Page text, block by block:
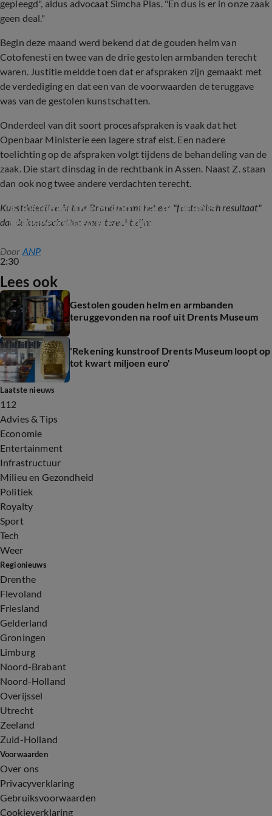
gepleegd", aldus advocaat Simcha Plas. "En dus is er in onze zaak
geen deal."
Begin deze maand werd bekend dat de gouden helm van
Cotofenesti en twee van de drie gestolen armbanden terecht
waren. Justitie meldde toen dat er afspraken zijn gemaakt met
de verdediging en dat een van de voorwaarden de teruggave
was van de gestolen kunstschatten.
Onderdeel van dit soort procesafspraken is vaak dat het
Openbaar Ministerie een lagere straf eist. Een nadere
toelichting op de afspraken volgt tijdens de behandeling van de
zaak. Die start dinsdag in de rechtbank in Assen. Naast Z. staan
dan ook nog twee andere verdachten terecht.
Kunstdetective Arthur Brand noemt het een "fantastisch resultaat"
dat de kunstschatten weer terecht zijn:
2:30
Kunstdetective Brand: 'Dat de helm is
teruggevonden is echt onvoorstelbaar'
Door ANP
Lees ook
Gestolen gouden helm en armbanden
teruggevonden na roof uit Drents Museum
'Rekening kunstroof Drents Museum loopt op
tot kwart miljoen euro'
Laatste nieuws
112
Advies & Tips
Economie
Entertainment
Infrastructuur
Milieu en Gezondheid
Politiek
Royalty
Sport
Tech
Weer
Regionieuws
Drenthe
Flevoland
Friesland
Gelderland
Groningen
Limburg
Noord-Brabant
Noord-Holland
Overijssel
Utrecht
Zeeland
Zuid-Holland
Voorwaarden
Over ons
Privacyverklaring
Gebruiksvoorwaarden
Cookieverklaring